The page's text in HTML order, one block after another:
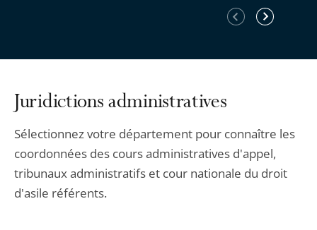
Élément
précédent
Élément
suivant
Juridictions administratives
Sélectionnez votre département pour connaître les
coordonnées des cours administratives d'appel,
tribunaux administratifs et cour nationale du droit
d'asile référents.